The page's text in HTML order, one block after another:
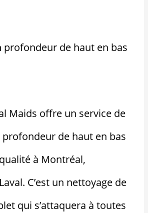
profondeur de haut en bas
Maids offre un service de
de haut en bas
à Montréal,
C’est un nettoyage de
qui s’attaquera à toutes